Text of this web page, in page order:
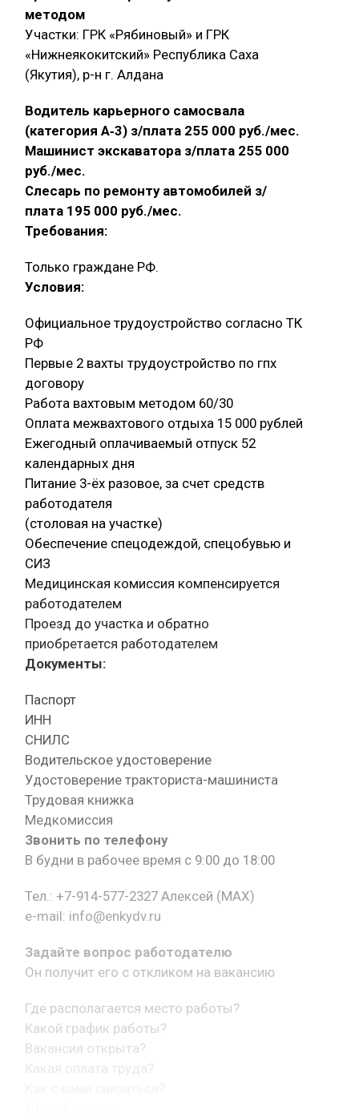
методом
Участки: ГРК «Рябиновый» и ГРК
«Нижнеякокитский» Республика Саха
(Якутия), р-н г. Алдана
Водитель карьерного самосвала
(категория А‑3) з/плата 255 000 руб./мес.
Машинист экскаватора з/плата 255 000
руб./мес.
Слесарь по ремонту автомобилей з/
плата 195 000 руб./мес.
Требования:
Только граждане РФ.
Условия:
Официальное трудоустройство согласно ТК
РФ
Первые 2 вахты трудоустройство по гпх
договору
Работа вахтовым методом 60/30
Оплата межвахтового отдыха 15 000 рублей
Ежегодный оплачиваемый отпуск 52
календарных дня
Питание 3-ёх разовое, за счет средств
работодателя
(столовая на участке)
Обеспечение спецодеждой, спецобувью и
СИЗ
Медицинская комиссия компенсируется
работодателем
Проезд до участка и обратно
приобретается работодателем
Документы:
Паспорт
ИНН
СНИЛС
Водительское удостоверение
Удостоверение тракториста-машиниста
Трудовая книжка
Медкомиссия
Звонить по телефону
В будни в рабочее время с 9:00 до 18:00
Тел.: +7-914-577-2327 Алексей (MAX)
e-mail: info@enkydv.ru
Задайте вопрос работодателю
Он получит его с откликом на вакансию
Где располагается место работы?
Какой график работы?
Вакансия открыта?
Какая оплата труда?